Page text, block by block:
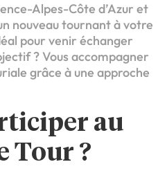
Alpes-Côte d’Azur et
nouveau tournant à votre
pour venir échanger
? Vous accompagner
grâce à une approche
au
Tour ?